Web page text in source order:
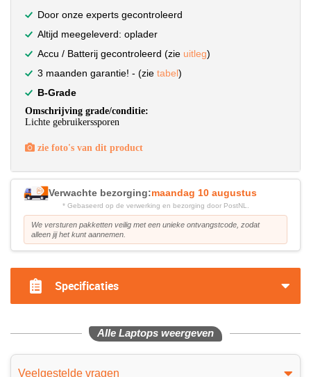
Door onze experts gecontroleerd
Altijd meegeleverd: oplader
Accu / Batterij gecontroleerd (zie uitleg)
3 maanden garantie! - (zie tabel)
B-Grade
Omschrijving grade/conditie:
Lichte gebruikerssporen
zie foto's van dit product
Verwachte bezorging:maandag 10 augustus
* Gebaseerd op de verwerking en bezorging door PostNL.
We versturen pakketten veilig met een unieke ontvangstcode, zodat
alleen jij het kunt aannemen.
Specificaties
Alle Laptops weergeven
Veelgestelde vragen